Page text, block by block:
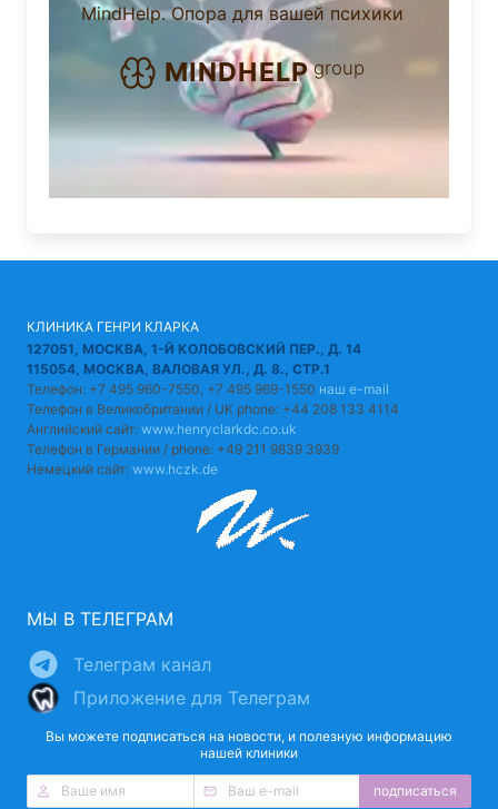
MindHelp. Опора для вашей психики
MINDHELP group
КЛИНИКА ГЕНРИ КЛАРКА
127051, МОСКВА, 1-Й КОЛОБОВСКИЙ ПЕР., Д. 14
115054, МОСКВА, ВАЛОВАЯ УЛ., Д. 8., СТР.1
Телефон: +7 495 960-7550, +7 495 969-1550 наш e-mail
Телефон в Великобритании / UK phone: +44 208 133 4114
Английский сайт: www.henryclarkdc.co.uk
Телефон в Германии / phone: +49 211 9839 3939
Немецкий сайт: www.hczk.de
МЫ В ТЕЛЕГРАМ
Телеграм канал
Приложение для Телеграм
Вы можете подписаться на новости, и полезную информацию
нашей клиники
подписаться